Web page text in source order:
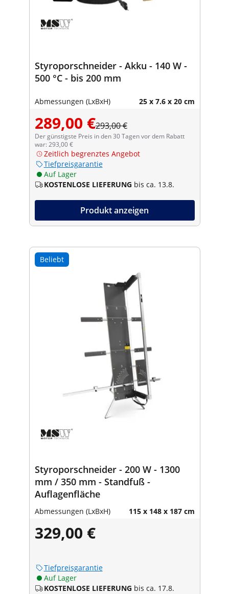
Styroporschneider - Akku - 140 W -
500 °C - bis 200 mm
Abmessungen (LxBxH) 25 x 7.6 x 20 cm
289,00 €293,00 €
Der günstigste Preis in den 30 Tagen vor dem Rabatt
war: 293,00 €
Zeitlich begrenztes Angebot
Tiefpreisgarantie
Auf Lager
KOSTENLOSE LIEFERUNG bis ca. 13.8.
Produkt anzeigen
Beliebt
Styroporschneider - 200 W - 1300
mm / 350 mm - Standfuß -
Auflagenfläche
Abmessungen (LxBxH) 115 x 148 x 187 cm
329,00 €
Tiefpreisgarantie
Auf Lager
KOSTENLOSE LIEFERUNG bis ca. 17.8.